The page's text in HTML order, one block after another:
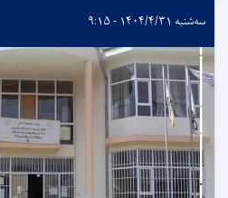
سه‌شنبه ۱۴۰۴/۴/۳۱ - ۹:۱۵